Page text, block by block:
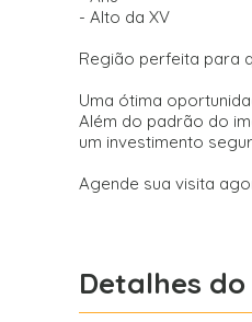
- Alto da XV
Região perfeita para
Uma ótima
Além do padrão do
um investimento
Agende sua visita
Detalhes